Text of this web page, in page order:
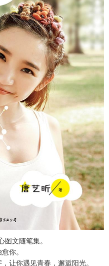
图文随笔集。
你。
让你遇见青春，邂逅阳光。